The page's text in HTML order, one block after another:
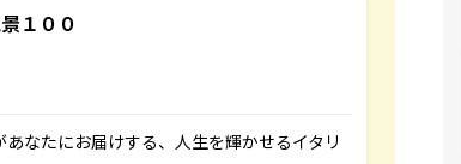
１００
なたにお届けする、人生を輝かせるイタリ